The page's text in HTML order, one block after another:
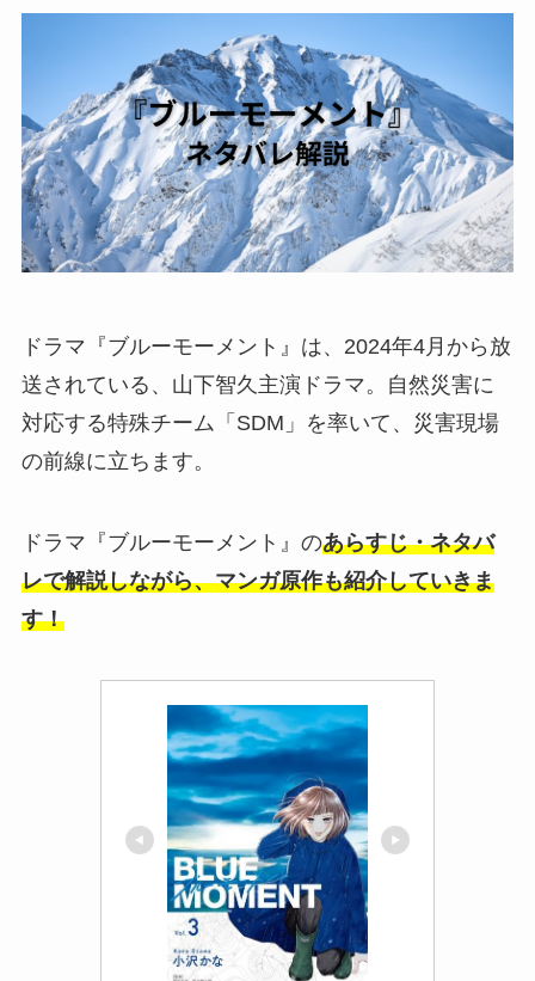
ドラマ『ブルーモーメント』は、2024年4月から放
送されている、山下智久主演ドラマ。自然災害に
対応する特殊チーム「SDM」を率いて、災害現場
の前線に立ちます。
ドラマ『ブルーモーメント』のあらすじ・ネタバ
レで解説しながら、マンガ原作も紹介していきま
す！